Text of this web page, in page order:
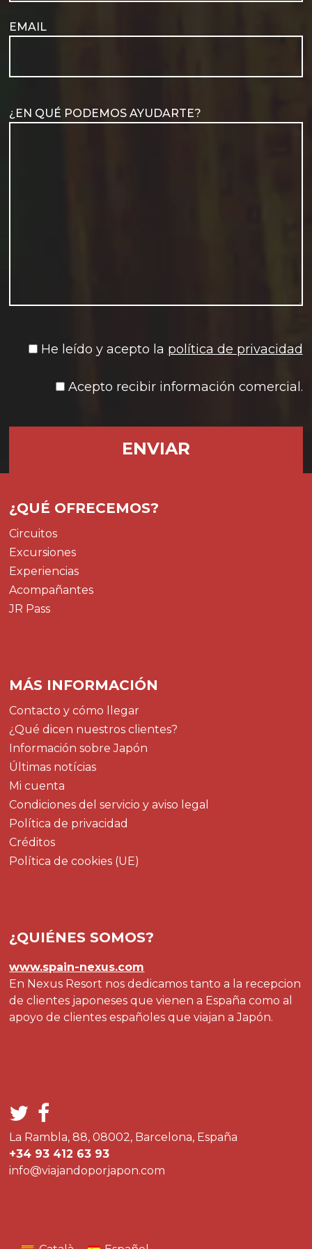
EMAIL
¿EN QUÉ PODEMOS AYUDARTE?
He leído y acepto la política de privacidad
Acepto recibir información comercial.
¿QUÉ OFRECEMOS?
Circuitos
Excursiones
Experiencias
Acompañantes
JR Pass
MÁS INFORMACIÓN
Contacto y cómo llegar
¿Qué dicen nuestros clientes?
Información sobre Japón
Últimas notícias
Mi cuenta
Condiciones del servicio y aviso legal
Política de privacidad
Créditos
Política de cookies (UE)
¿QUIÉNES SOMOS?
www.spain-nexus.com
En Nexus Resort nos dedicamos tanto a la recepcion
de clientes japoneses que vienen a España como al
apoyo de clientes españoles que viajan a Japón.
La Rambla, 88, 08002, Barcelona, España
+34 93 412 63 93
info@viajandoporjapon.com